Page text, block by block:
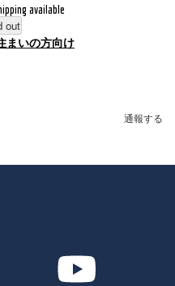
available
out
まいの方向け
通報する